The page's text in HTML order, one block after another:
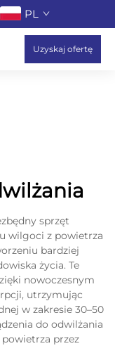
PL
Uzyskaj ofertę
sprzęt
wilgoci z powietrza
bardziej
życia. Te
nowoczesnym
utrzymując
w zakresie 30–50
do odwilżania
przez